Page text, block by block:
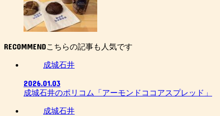
RECOMMEND
成城石井
2026.01.03
成城石井のポリコム「アーモンドココアスプレッド」
成城石井